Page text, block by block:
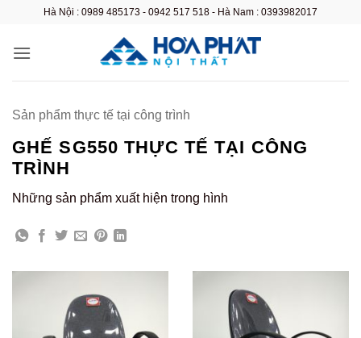
nội
Hà Nội : 0989 485173 - 0942 517 518 - Hà Nam : 0393982017
Sản phẩm thực tế tại công trình
GHẾ SG550 THỰC TẾ TẠI CÔNG
TRÌNH
Những sản phẩm xuất hiện trong hình